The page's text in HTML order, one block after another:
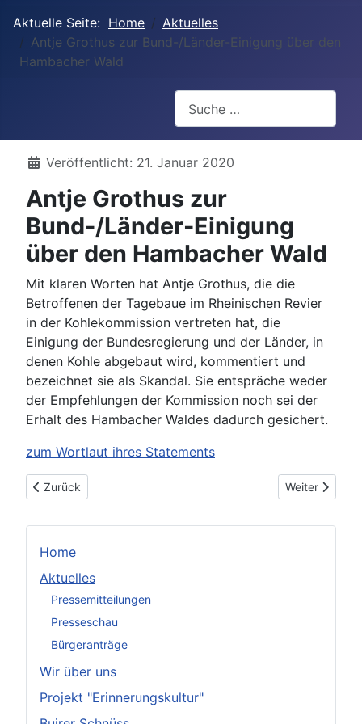
Aktuelle Seite: Home
Aktuelles
Antje Grothus zur Bund-/Länder-Einigung über den
Hambacher Wald
Home
Aktuelles
Pressemitteilungen
Presseschau
Bürgeranträge
Wir über uns
Projekt "Erinnerungskultur"
Details
Veröffentlicht: 21. Januar 2020
Antje Grothus zur
Bund-/Länder-Einigung
über den Hambacher Wald
Mit klaren Worten hat Antje Grothus, die die
Betroffenen der Tagebaue im Rheinischen Revier
in der Kohlekommission vertreten hat, die
Einigung der Bundesregierung und der Länder, in
denen Kohle abgebaut wird, kommentiert und
bezeichnet sie als Skandal. Sie entspräche weder
der Empfehlungen der Kommission noch sei der
Erhalt des Hambacher Waldes dadurch gesichert.
zum Wortlaut ihres Statements
Vorheriger Beitrag: RWE treibt Verwirrspiel
Zurück Nächster
Weiter